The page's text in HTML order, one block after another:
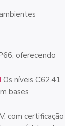
oferecendo
Os níveis C62.41
bases
com certificação